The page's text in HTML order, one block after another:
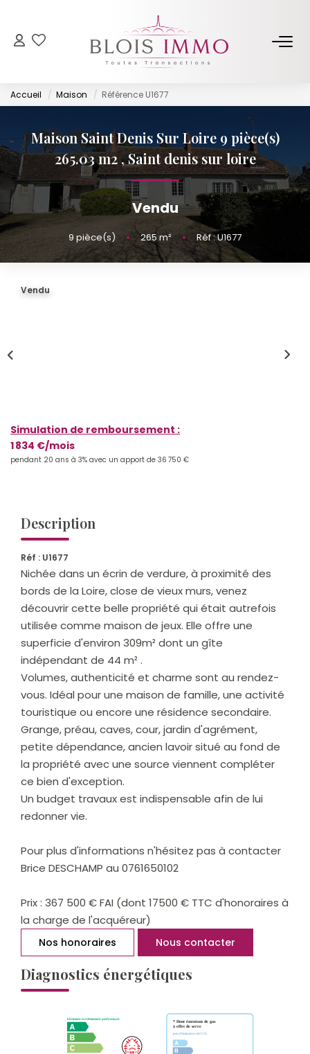
NOS BIENS
Acheter
Biens Vendus Et Loués
Off Market
ESTIMER
FAIRE GÉRER
CONTACT
Accueil Maison Référence U1677
Maison Saint Denis Sur Loire 9 pièce(s)
265.03 m2,Saint denis sur loire
Vendu
9 pièce(s) • 265m² • Réf : U1677
Vendu
Simulation de remboursement :
1 834 €/mois
pendant 20 ans à 3% avec un apport de 36 750 €
Description
Réf : U1677
Nichée dans un écrin de verdure, à proximité des
bords de la Loire, close de vieux murs, venez
découvrir cette belle propriété qui était autrefois
utilisée comme maison de jeux. Elle offre une
superficie d'environ 309m² dont un gîte
indépendant de 44 m² .
Volumes, authenticité et charme sont au rendez-
vous. Idéal pour une maison de famille, une activité
touristique ou encore une résidence secondaire.
Grange, préau, caves, cour, jardin d'agrément,
petite dépendance, ancien lavoir situé au fond de
la propriété avec une source viennent compléter
ce bien d'exception.
Un budget travaux est indispensable afin de lui
redonner vie.
Pour plus d'informations n'hésitez pas à contacter
Brice DESCHAMP au 0761650102
Prix : 367 500 € FAI (dont 17500 € TTC d'honoraires à
la charge de l'acquéreur)
Nos honoraires Nous contacter
Diagnostics énergétiques